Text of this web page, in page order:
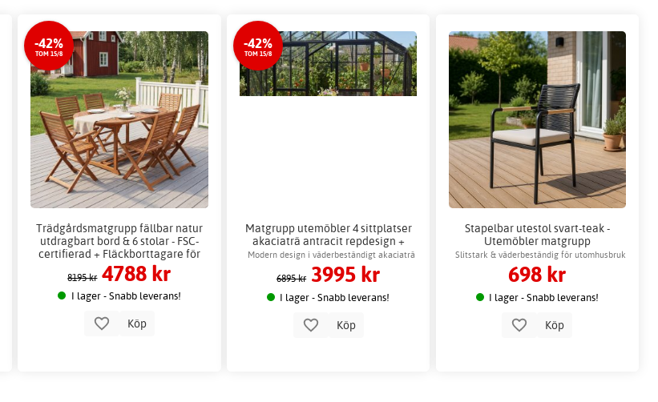
-42%
TOM 15/8
Trädgårdsmatgrupp fällbar natur
utdragbart bord & 6 stolar - FSC-
certifierad + Fläckborttagare för
möbler
8195 kr 4788 kr
I lager - Snabb leverans!
Köp
-42%
TOM 15/8
Matgrupp utemöbler 4 sittplatser
akaciaträ antracit repdesign +
Fläckborttagare för möbler
Modern design i väderbeständigt akaciaträ
6895 kr 3995 kr
I lager - Snabb leverans!
Köp
Stapelbar utestol svart-teak -
Utemöbler matgrupp
Slitstark & väderbeständig för utomhusbruk
698 kr
I lager - Snabb leverans!
Köp